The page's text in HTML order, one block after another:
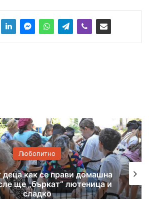
и
Хасковско
националната